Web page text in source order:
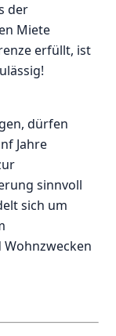
der
Miete
erfüllt, ist
dürfen
Jahre
sinnvoll
sich um